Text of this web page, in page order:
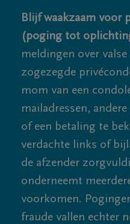
Blijf waakzaam voor
(poging tot
meldingen over
zogezegde
mom van een
mailadressen,
of een betaling te
verdachte links of
de afzender
onderneemt
voorkomen.
fraude vallen echter